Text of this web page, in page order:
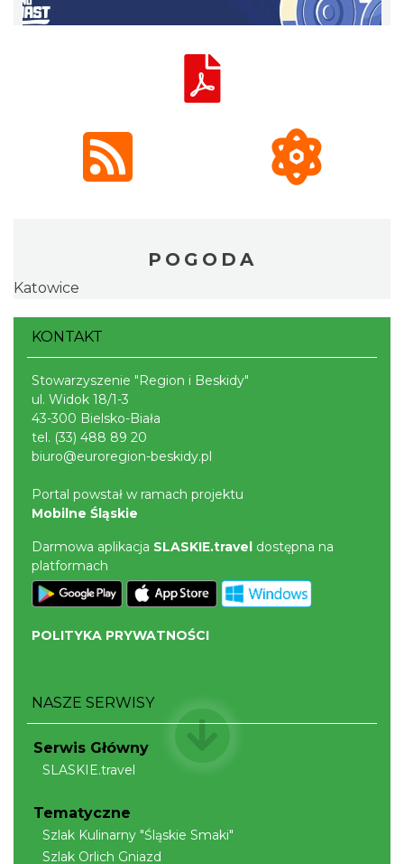
POGODA
Katowice
KONTAKT
Stowarzyszenie "Region i Beskidy"
ul. Widok 18/1-3
43-300 Bielsko-Biała
tel. (33) 488 89 20
biuro@euroregion-beskidy.pl
Portal powstał w ramach projektu
Mobilne Śląskie
Darmowa aplikacja SLASKIE.travel dostępna na
platformach
POLITYKA PRYWATNOŚCI
NASZE SERWISY
Serwis Główny
SLASKIE.travel
Tematyczne
Szlak Kulinarny "Śląskie Smaki"
Szlak Orlich Gniazd